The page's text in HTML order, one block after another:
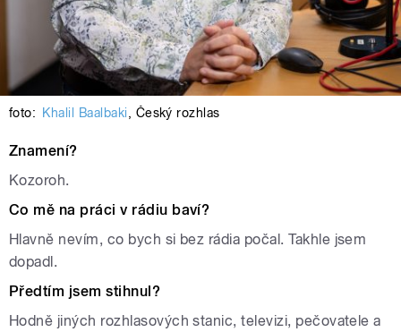
foto: Khalil Baalbaki, Český rozhlas
Znamení?
Kozoroh.
Co mě na práci v rádiu baví?
Hlavně nevím, co bych si bez rádia počal. Takhle jsem
dopadl.
Předtím jsem stihnul?
Hodně jiných rozhlasových stanic, televizi, pečovatele a